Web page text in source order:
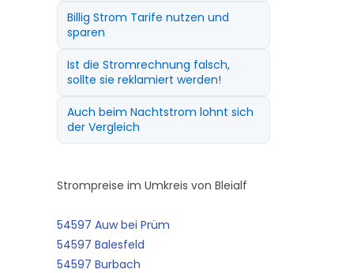
Billig Strom Tarife nutzen und
sparen
Ist die Stromrechnung falsch,
sollte sie reklamiert werden!
Auch beim Nachtstrom lohnt sich
der Vergleich
Strompreise im Umkreis von Bleialf
54597 Auw bei Prüm
54597 Balesfeld
54597 Burbach